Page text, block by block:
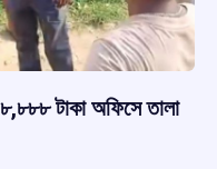
৮,৮৮৮ টাকা অফিসে তালা